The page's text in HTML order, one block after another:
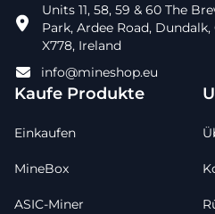
Units 11, 58, 59 & 60 The
Park, Ardee Road, Dundalk,
X778, Ireland
info@mineshop.eu
Kaufe Produkte
Einkaufen
MineBox
ASIC-Miner